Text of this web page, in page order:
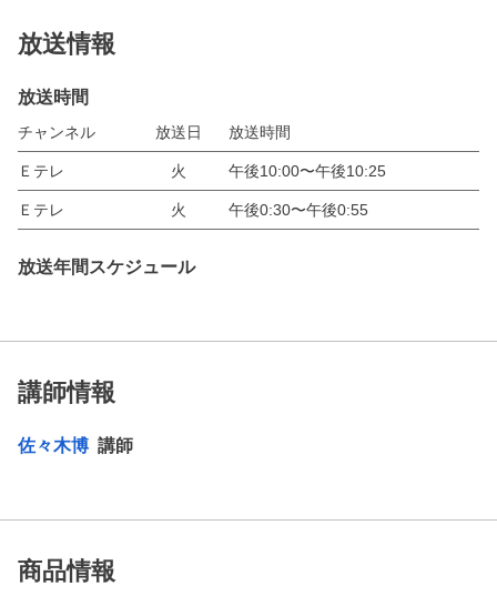
放送情報
放送時間
チャンネル 放送日 放送時間
Ｅテレ 火 午後10:00〜午後10:25
Ｅテレ 火 午後0:30〜午後0:55
放送年間スケジュール
講師情報
佐々木博 講師
商品情報